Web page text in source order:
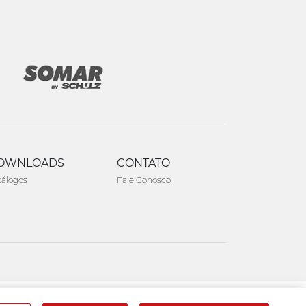
CONTATO
Fale Conosco